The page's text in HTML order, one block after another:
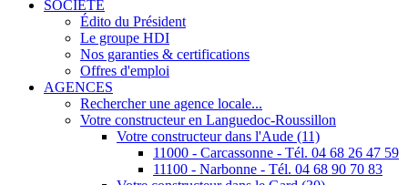
SOCIÉTÉ
Édito du Président
Le groupe HDI
Nos garanties & certifications
Offres d'emploi
AGENCES
Rechercher une agence locale...
Votre constructeur en Languedoc-Roussillon
Votre constructeur dans l'Aude (11)
11000 - Carcassonne - Tél. 04 68 26 47 59
11100 - Narbonne - Tél. 04 68 90 70 83